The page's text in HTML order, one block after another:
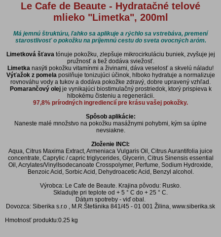
Le Cafe de Beaute - Hydratačné telové
mlieko "Limetka", 200ml
Má jemnú štruktúru, ľahko sa aplikuje a rýchlo sa vstrebáva, premení
starostlivosť o pokožku na príjemnú cestu do sveta ovocných aróm.
Limetková šťavatónuje pokožku, zlepšuje mikrocirkuláciu buniek, zvyšuje jej
pružnosť a tiež dodáva sviežosť.
Limetka nasýti pokožku vitamínmi a živinami, dáva veselosť a skvelú náladu!
Výťažok z pomelaposilňuje tonizujúci účinok, hlboko hydratuje a normalizuje
rovnováhu vody a tukov a dodáva pokožke zdravý, dobre upravený vzhľad.
Pomarančový olejje vynikajúci biostimulačný prostriedok, ktorý prispieva k
hlbokému čisteniu a regenerácii.
97,8% prírodných ingrediencií pre krásu vašej pokožky.
Spôsob aplikácie:
Naneste malé množstvo na pokožku masážnymi pohybmi, kým sa úplne
nevsiakne.
Zloženie INCI:
Aqua, Citrus Maxima Extract, Armeniaca Vulgaris Oil, Citrus Aurantifolia juice
concentrate, Caprylic / capric triglycerides, Glycerin, Citrus Sinensis essential
Oil, Acrylates/VinylIsodecanoate Crosspolymer, Perfume, Sodium Hydroxide,
Benzoic Acid, Sorbic Acid, Dehydroacetic Acid, Benzyl alcohol.
Výrobca: Le Cafe de Beaute. Krajina pôvodu: Rusko.
Skladujte pri teplote od + 5 ° C do + 25 ° C.
Dátum spotreby - viď obal.
Dovozca: Siberika s.r.o , M.R.Štefánika 841/45 - 01 001 Žilina, www.siberika.sk
Hmotnosť produktu:0.25 kg